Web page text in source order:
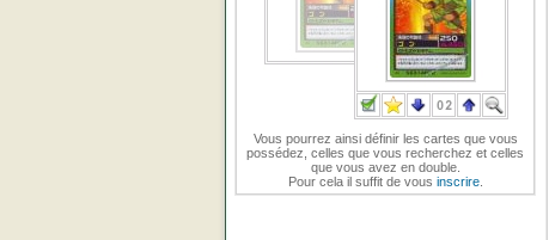
Vous pourrez ainsi définir les cartes que vous
possédez, celles que vous recherchez et celles
que vous avez en double.
Pour cela il suffit de vous inscrire.